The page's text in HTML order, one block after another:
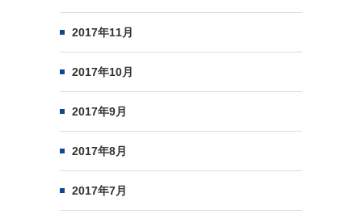
2017年11月
2017年10月
2017年9月
2017年8月
2017年7月